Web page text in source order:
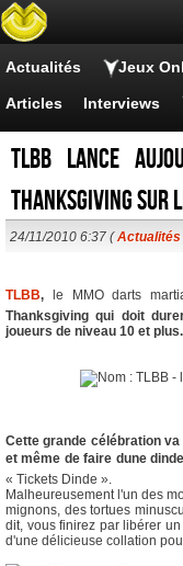
Actualités Jeux
Articles Interviews
TLBB lance
Thanksgiving sur
24/11/2010 6:37 (Actualités
TLBB, le MMO darts
Thanksgiving qui doit
joueurs de niveau 10 et plus.
Cette grande célébration
et même de faire dune
« Tickets Dinde ».
Malheureusement l'un des
mignons, des tortues
dit, vous finirez par libérer
d'une délicieuse collation